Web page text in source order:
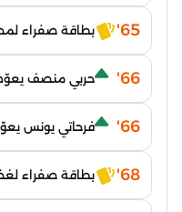
65' بطاقة صفراء
66' حربي منصف
66' فرحاتي يونس
68' بطاقة صفراء